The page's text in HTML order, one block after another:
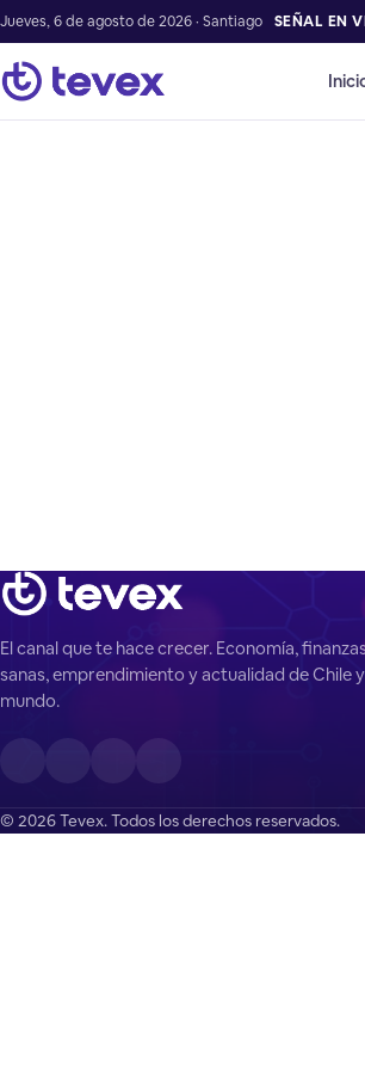
Jueves, 6 de agosto de 2026 · Santiago SEÑAL EN
El canal que te hace crecer. Economía,
sanas, emprendimiento y actualidad de Chile
mundo.
© 2026 Tevex. Todos los derechos reservados.